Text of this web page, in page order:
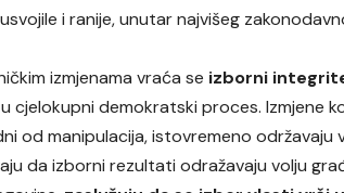
i ranije, unutar najvišeg
izmjenama vraća se izborni
cjelokupni demokratski proces. Izmjene
od manipulacija, istovremeno održavaju
da izborni rezultati odražavaju volju